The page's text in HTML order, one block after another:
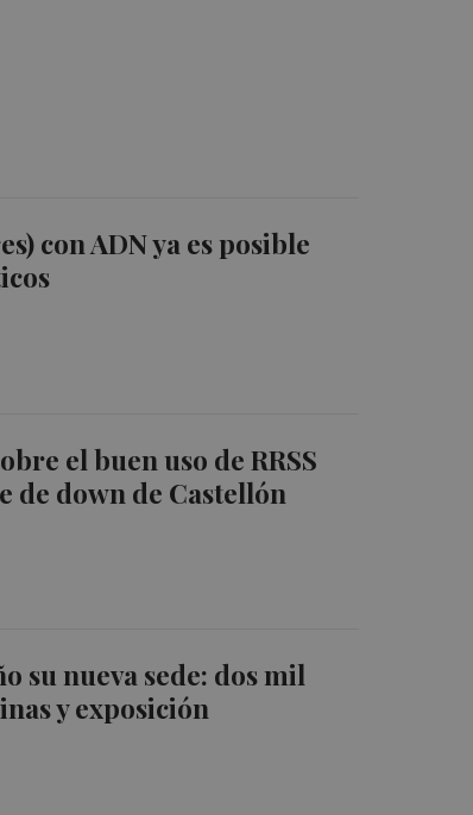
con ADN ya es posible
el buen uso de RRSS
de down de Castellón
su nueva sede: dos mil
y exposición